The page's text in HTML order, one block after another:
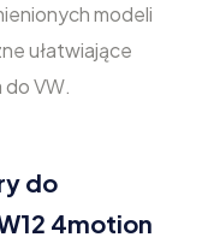
modeli
ułatwiające
VW.
do
4motion